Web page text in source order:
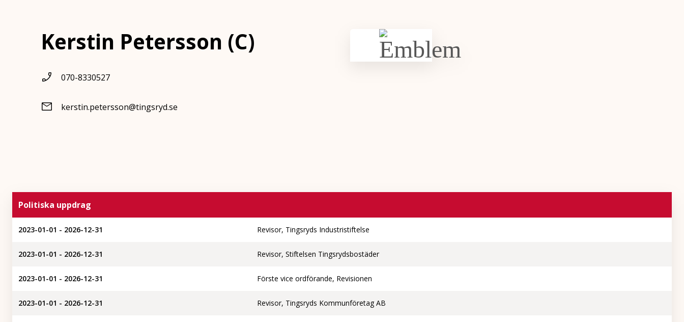
Kerstin Petersson (C)
070-8330527
kerstin.petersson@tingsryd.se
Politiska uppdrag
2023-01-01 - 2026-12-31 Revisor, Tingsryds Industristiftelse
2023-01-01 - 2026-12-31 Revisor, Stiftelsen Tingsrydsbostäder
2023-01-01 - 2026-12-31 Förste vice ordförande, Revisionen
2023-01-01 - 2026-12-31 Revisor, Tingsryds Kommunföretag AB